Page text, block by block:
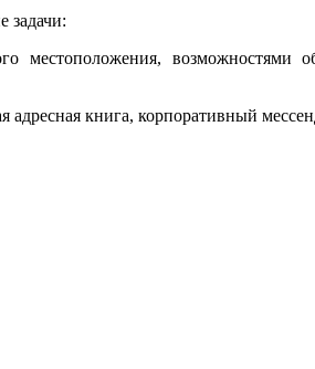
задачи:
местоположения,
книга, корпоративный